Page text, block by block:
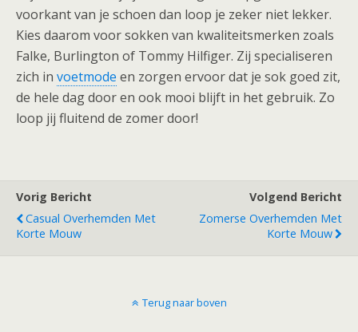
voorkant van je schoen dan loop je zeker niet lekker.
Kies daarom voor sokken van kwaliteitsmerken zoals
Falke, Burlington of Tommy Hilfiger. Zij specialiseren
zich in voetmode en zorgen ervoor dat je sok goed zit,
de hele dag door en ook mooi blijft in het gebruik. Zo
loop jij fluitend de zomer door!
Vorig Bericht
Casual Overhemden Met
Korte Mouw
Volgend Bericht
Zomerse Overhemden Met
Korte Mouw
Terug naar boven